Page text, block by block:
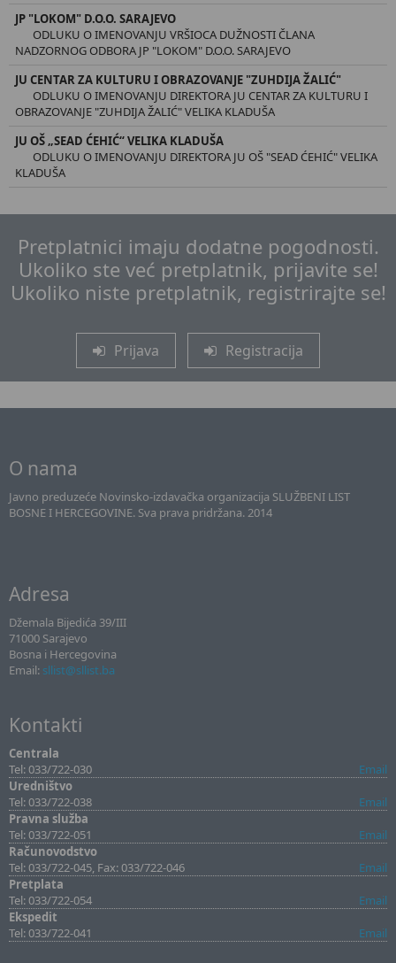
JP "LOKOM" D.O.O. SARAJEVO
ODLUKU O IMENOVANJU VRŠIOCA DUŽNOSTI ČLANA
NADZORNOG ODBORA JP "LOKOM" D.O.O. SARAJEVO
JU CENTAR ZA KULTURU I OBRAZOVANJE "ZUHDIJA ŽALIĆ"
ODLUKU O IMENOVANJU DIREKTORA JU CENTAR ZA KULTURU I
OBRAZOVANJE "ZUHDIJA ŽALIĆ" VELIKA KLADUŠA
JU OŠ „SEAD ĆEHIĆ“ VELIKA KLADUŠA
ODLUKU O IMENOVANJU DIREKTORA JU OŠ "SEAD ĆEHIĆ" VELIKA
KLADUŠA
Pretplatnici imaju dodatne pogodnosti.
Ukoliko ste već pretplatnik, prijavite se!
Ukoliko niste pretplatnik, registrirajte se!
Prijava Registracija
O nama
Javno preduzeće Novinsko-izdavačka organizacija SLUŽBENI LIST
BOSNE I HERCEGOVINE. Sva prava pridržana. 2014
Adresa
Džemala Bijedića 39/III
71000 Sarajevo
Bosna i Hercegovina
Email: sllist@sllist.ba
Kontakti
Centrala
Tel: 033/722-030
Email
Uredništvo
Tel: 033/722-038
Email
Pravna služba
Tel: 033/722-051
Email
Računovodstvo
Tel: 033/722-045, Fax: 033/722-046
Email
Pretplata
Tel: 033/722-054
Email
Ekspedit
Tel: 033/722-041
Email